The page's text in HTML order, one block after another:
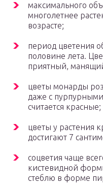
максимального
многолетнее
возрасте;
период цветения
половине лета.
приятный,
цветы монарды
даже с
считается красные;
цветы у растения
достигают 7
соцветия чаще
кистевидной
стеблю в форме